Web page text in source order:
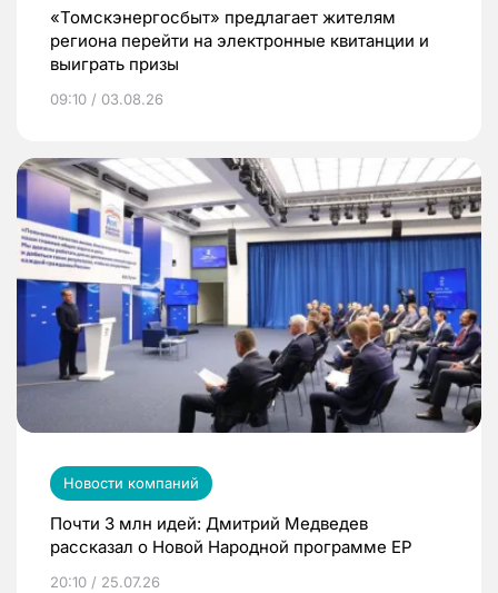
«Томскэнергосбыт» предлагает жителям
региона перейти на электронные квитанции и
выиграть призы
09:10 / 03.08.26
Новости компаний
Почти 3 млн идей: Дмитрий Медведев
рассказал о Новой Народной программе ЕР
20:10 / 25.07.26